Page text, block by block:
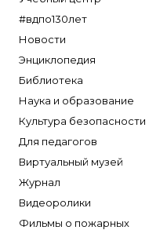
#вдпо130лет
Новости
Энциклопедия
Библиотека
Наука и образование
Культура безопасности
Для педагогов
Виртуальный музей
Журнал
Видеоролики
Фильмы о пожарных